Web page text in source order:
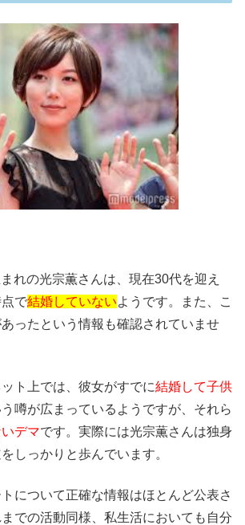
れの光宗薫さんは、現在30代を迎え
で結婚していないようです。また、こ
ったという情報も確認されていませ
ト上では、彼女がすでに結婚して子供
う噂が広まっているようですが、それら
デマです。実際には光宗薫さんは独身
しっかりと歩んでいます。
について正確な情報はほとんど公表さ
での活動同様、私生活においても自分